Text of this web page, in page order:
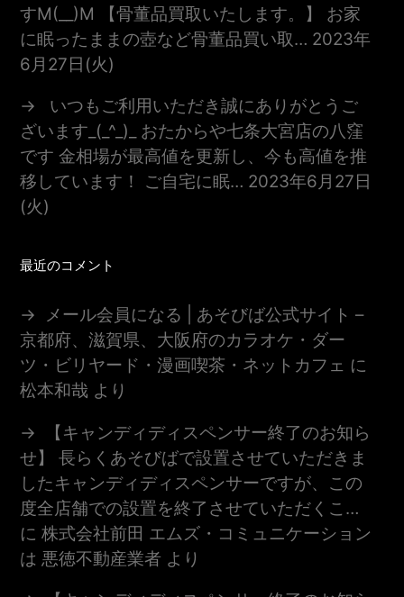
すm(__)m 【骨董品買取いたします。】 お家
に眠ったままの壺など骨董品買い取… 2023年
6月27日(火)
いつもご利用いただき誠にありがとうご
ざいます_(_^_)_ おたからや七条大宮店の八窪
です 金相場が最高値を更新し、今も高値を推
移しています！ ご自宅に眠… 2023年6月27日
(火)
最近のコメント
メール会員になる | あそびば公式サイト –
京都府、滋賀県、大阪府のカラオケ・ダー
ツ・ビリヤード・漫画喫茶・ネットカフェ に
松本和哉 より
【キャンディディスペンサー終了のお知ら
せ】 長らくあそびばで設置させていただきま
したキャンディディスペンサーですが、この
度全店舗での設置を終了させていただくこ…
に株式会社前田 エムズ・コミュニケーション
は 悪徳不動産業者 より